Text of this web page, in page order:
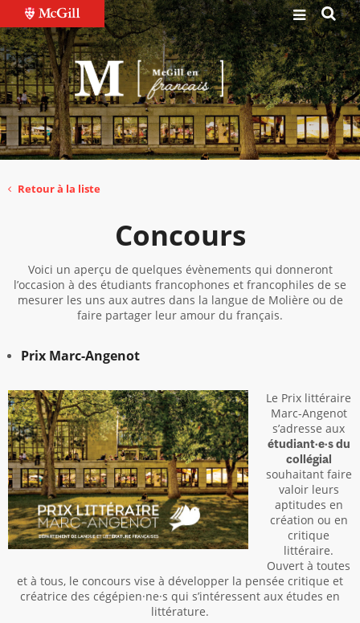
Retour à la liste
Concours
Voici un aperçu de quelques évènements qui donneront
l’occasion à des étudiants francophones et francophiles de se
mesurer les uns aux autres dans la langue de Molière ou de
faire partager leur amour du français.
Prix Marc-Angenot
Le Prix littéraire
Marc-Angenot
s’adresse aux
étudiant·e·s du
collégial
souhaitant faire
valoir leurs
aptitudes en
création ou en
critique
littéraire.
Ouvert à toutes
et à tous, le concours vise à développer la pensée critique et
créatrice des cégépien·ne·s qui s’intéressent aux études en
littérature.